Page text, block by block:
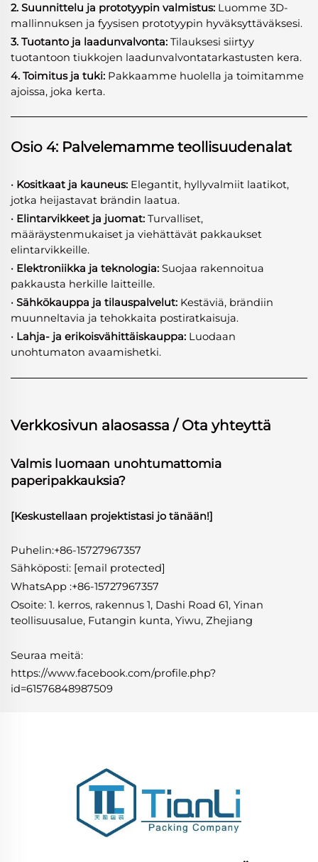
2. Suunnittelu ja prototyypin valmistus: Luomme 3D-
mallinnuksen ja fyysisen prototyypin hyväksyttäväksesi.
3. Tuotanto ja laadunvalvonta: Tilauksesi siirtyy
tuotantoon tiukkojen laadunvalvontatarkastusten kera.
4. Toimitus ja tuki: Pakkaamme huolella ja toimitamme
ajoissa, joka kerta.
Osio 4: Palvelemamme teollisuudenalat
· Kositkaat ja kauneus: Elegantit, hyllyvalmiit laatikot,
jotka heijastavat brändin laatua.
· Elintarvikkeet ja juomat: Turvalliset,
määräystenmukaiset ja viehättävät pakkaukset
elintarvikkeille.
· Elektroniikka ja teknologia: Suojaa rakennoitua
pakkausta herkille laitteille.
· Sähkökauppa ja tilauspalvelut: Kestäviä, brändiin
muunneltavia ja tehokkaita postiratkaisuja.
· Lahja- ja erikoisvähittäiskauppa: Luodaan
unohtumaton avaamishetki.
Verkkosivun alaosassa / Ota yhteyttä
Valmis luomaan unohtumattomia
paperipakkauksia?
[Keskustellaan projektistasi jo tänään!]
Puhelin:+86-15727967357
Sähköposti: [email protected]
WhatsApp :+86-15727967357
Osoite: 1. kerros, rakennus 1, Dashi Road 61, Yinan
teollisuusalue, Futangin kunta, Yiwu, Zhejiang
Seuraa meitä:
https://www.facebook.com/profile.php?
id=61576848987509